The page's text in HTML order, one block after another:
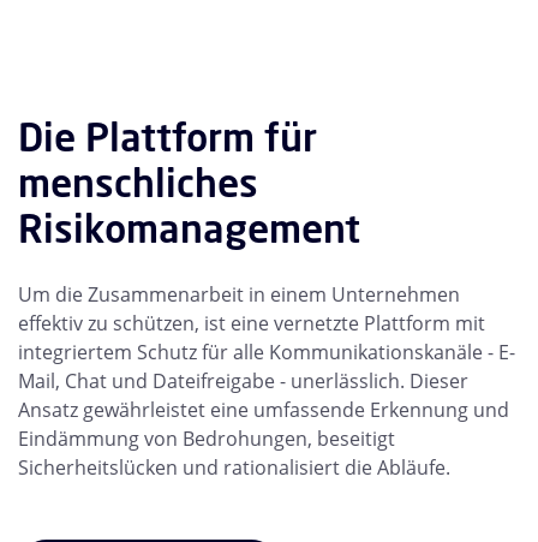
Die Plattform für
menschliches
Risikomanagement
Um die Zusammenarbeit in einem Unternehmen
effektiv zu schützen, ist eine vernetzte Plattform mit
integriertem Schutz für alle Kommunikationskanäle - E-
Mail, Chat und Dateifreigabe - unerlässlich. Dieser
Ansatz gewährleistet eine umfassende Erkennung und
Eindämmung von Bedrohungen, beseitigt
Sicherheitslücken und rationalisiert die Abläufe.